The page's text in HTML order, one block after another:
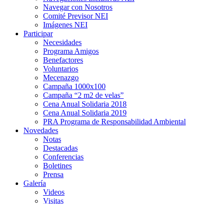
Navegar con Nosotros
Comité Previsor NEI
Imágenes NEI
Participar
Necesidades
Programa Amigos
Benefactores
Voluntarios
Mecenazgo
Campaña 1000x100
Campaña “2 m2 de velas”
Cena Anual Solidaria 2018
Cena Anual Solidaria 2019
PRA Programa de Responsabilidad Ambiental
Novedades
Notas
Destacadas
Conferencias
Boletines
Prensa
Galería
Videos
Visitas